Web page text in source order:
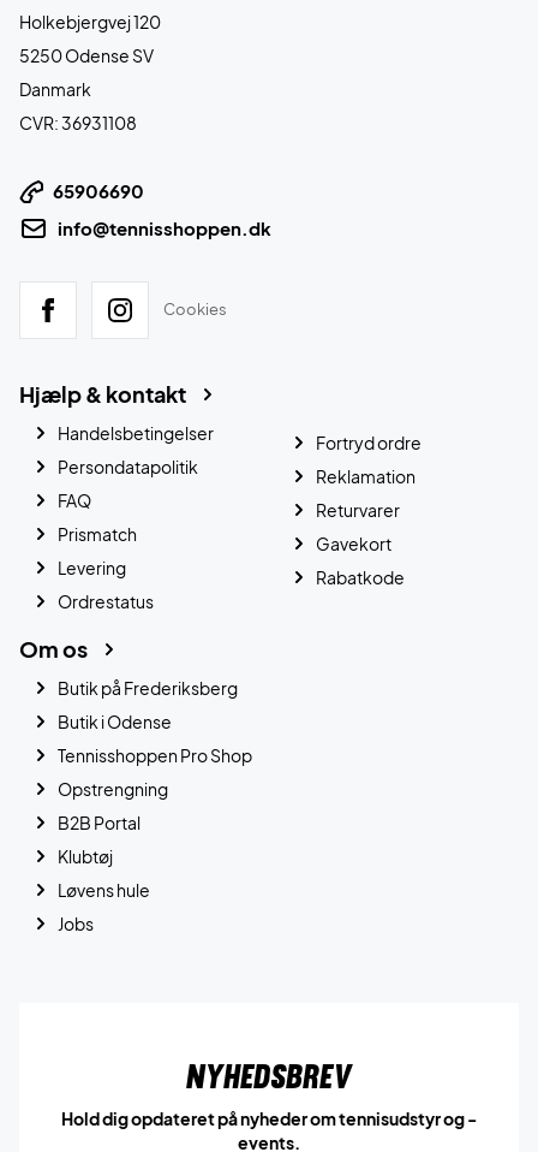
Holkebjergvej 120
5250 Odense SV
Danmark
CVR: 36931108
65906690
info@tennisshoppen.dk
Cookies
Hjælp & kontakt
Handelsbetingelser
Persondatapolitik
FAQ
Prismatch
Levering
Ordrestatus
Fortryd ordre
Reklamation
Returvarer
Gavekort
Rabatkode
Om os
Butik på Frederiksberg
Butik i Odense
Tennisshoppen Pro Shop
Opstrengning
B2B Portal
Klubtøj
Løvens hule
Jobs
Nyhedsbrev
Hold dig opdateret på nyheder om tennisudstyr og -
events.